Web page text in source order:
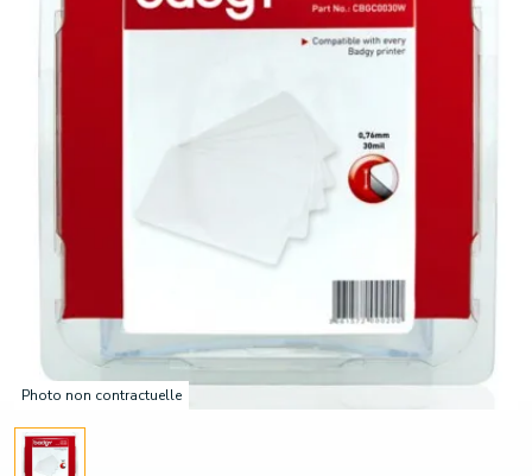
Photo non contractuelle